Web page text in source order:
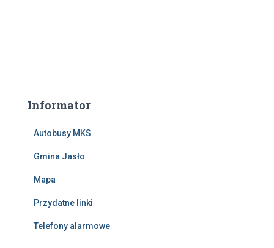
Informator
Autobusy MKS
Gmina Jasło
Mapa
Przydatne linki
Telefony alarmowe